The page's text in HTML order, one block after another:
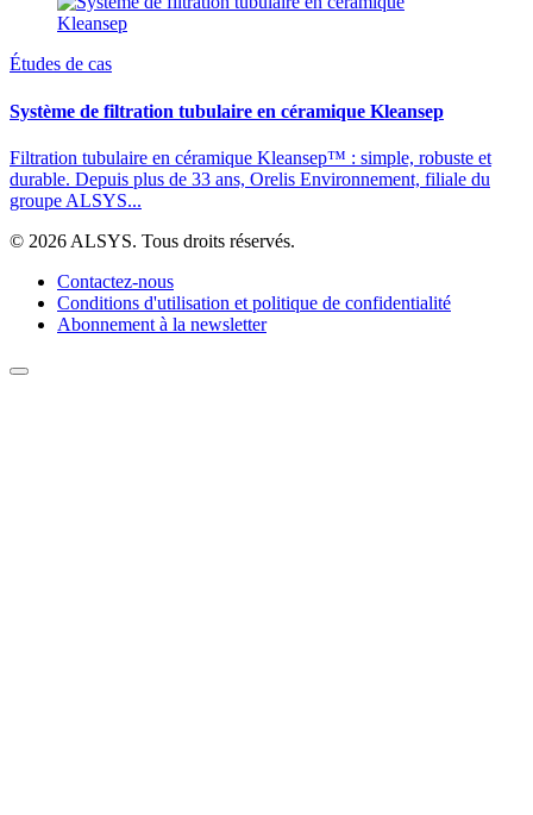
Études de cas
Système de filtration tubulaire en céramique Kleansep
Filtration tubulaire en céramique Kleansep™ : simple, robuste et
durable. Depuis plus de 33 ans, Orelis Environnement, filiale du
groupe ALSYS...
© 2026 ALSYS. Tous droits réservés.
Contactez-nous
Conditions d'utilisation et politique de confidentialité
Abonnement à la newsletter